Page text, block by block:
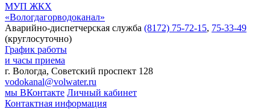
МУП ЖКХ
«Вологдагорводоканал»
Аварийно-диспетчерская служба (8172) 75-72-15, 75-33-49
(круглосуточно)
График работы
и часы приема
г. Вологда, Советский проспект 128
vodokanal@volwater.ru
мы ВКонтакте Личный кабинет
Контактная информация